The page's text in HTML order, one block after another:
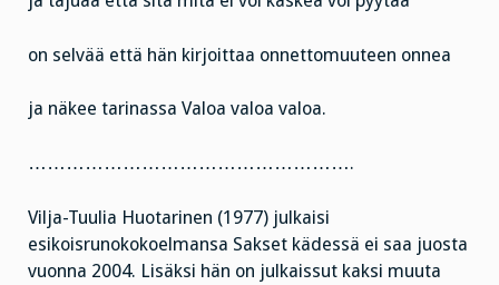
on selvää että hän kirjoittaa onnettomuuteen onnea
ja näkee tarinassa Valoa valoa valoa.
…………………………………………….
Vilja-Tuulia Huotarinen (1977) julkaisi
esikoisrunokokoelmansa Sakset kädessä ei saa juosta
vuonna 2004. Lisäksi hän on julkaissut kaksi muuta